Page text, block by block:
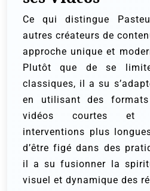
Ce qui distingue
autres créateurs de
approche unique et
Plutôt que de se
classiques, il a su
en utilisant des
vidéos courtes et
interventions plus
d’être figé dans des
il a su fusionner la
visuel et dynamique des